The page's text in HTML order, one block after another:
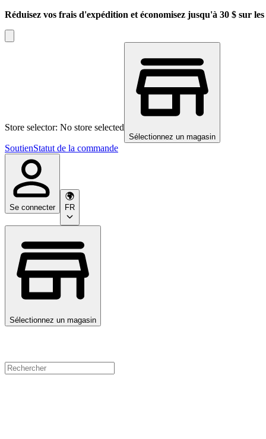
Réduisez vos frais d'expédition et économisez jusqu'à 30 $ sur
Store selector: No store selected
Sélectionnez un magasin
SoutienStatut de la commande
Se connecter FR
Sélectionnez un magasin